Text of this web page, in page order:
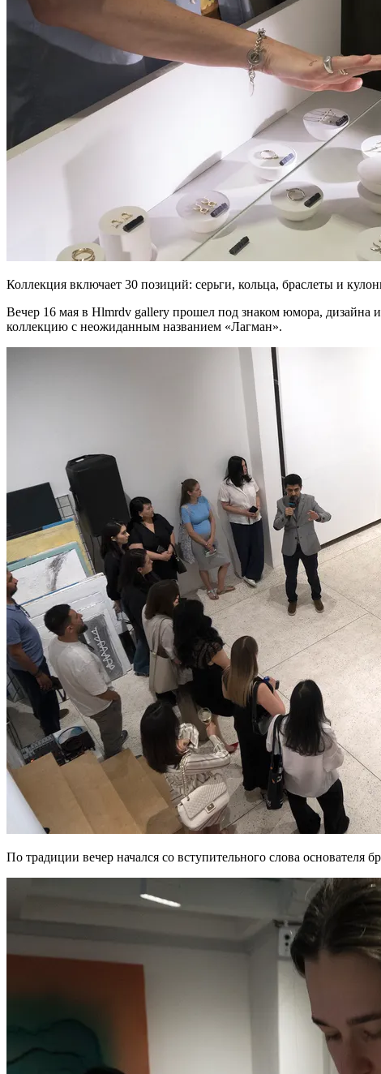
Коллекция включает 30 позиций: серьги, кольца, браслеты и
Вечер 16 мая в Hlmrdv gallery прошел под знаком юмора, дизайна
коллекцию с неожиданным названием «Лагман».
По традиции вечер начался со вступительного слова